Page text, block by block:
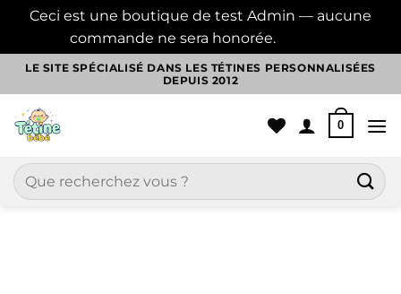
Ceci est une boutique de test Admin — aucune
commande ne sera honorée.
Passer
contenu
LE SITE SPÉCIALISÉ DANS LES TÉTINES PERSONNALISÉES
DEPUIS 2012
0
Recherche
pour :